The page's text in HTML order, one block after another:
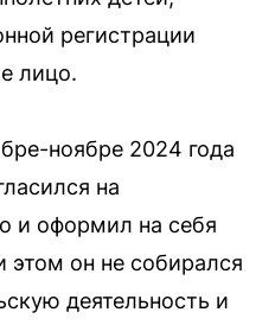
регистрации
лицо.
ноябре 2024 года
на
и оформил на себя
он не собирался
деятельность и